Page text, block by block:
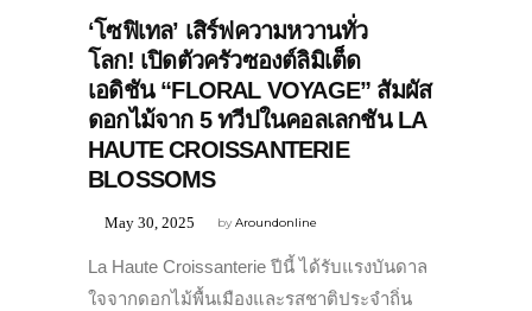
‘โซฟิเทล’ เสิร์ฟความหวานทั่ว
โลก! เปิดตัวครัวซองต์ลิมิเต็ด
เอดิชัน “FLORAL VOYAGE” สัมผัส
ดอกไม้จาก 5 ทวีปในคอลเลกชัน LA
HAUTE CROISSANTERIE
BLOSSOMS
byAroundonline
May 30, 2025
La Haute Croissanterie ปีนี้ ได้รับแรงบันดาล
ใจจากดอกไม้พื้นเมืองและรสชาติประจำถิ่น